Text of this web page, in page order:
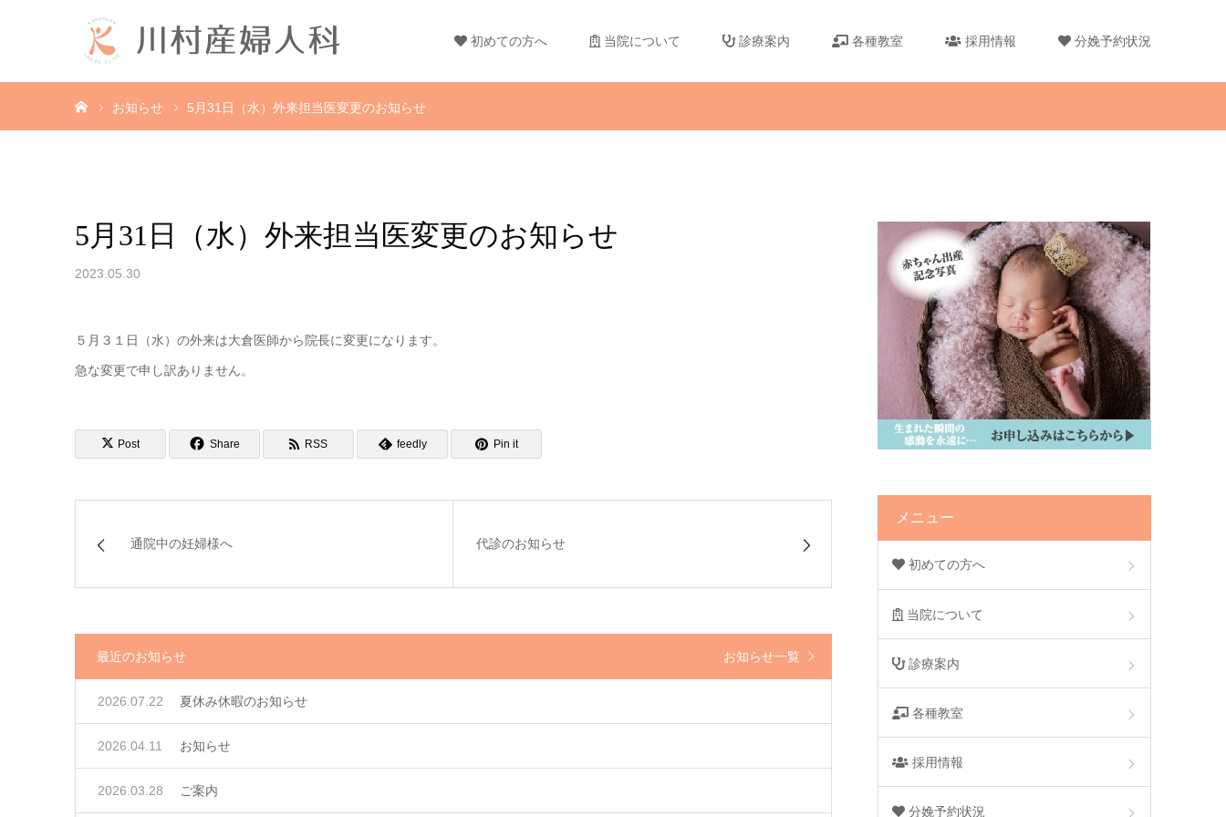
初めての方へ 当院について 診療案内 各種教室 採用情報 分娩予約状況
お知らせ 5月31日（水）外来担当医変更のお知らせ
5月31日（水）外来担当医変更のお知らせ
2023.05.30
５月３１日（水）の外来は大倉医師から院長に変更になります。
急な変更で申し訳ありません。
Post Share RSS feedly Pin it
通院中の妊婦様へ 代診のお知らせ
最近のお知らせ お知らせ一覧
夏休み休暇のお知らせ
2026.07.22
お知らせ
2026.04.11
ご案内
2026.03.28
メニュー
初めての方へ
当院について
診療案内
各種教室
採用情報
分娩予約状況